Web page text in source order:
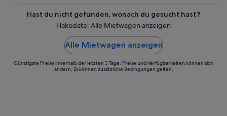
Hast du nicht gefunden, wonach du gesucht hast?
Hakodate: Alle Mietwagen anzeigen
Alle Mietwagen anzeigen
Günstigste Preise innerhalb der letzten 3 Tage. Preise und Verfügbarkeiten können sich
ändern. Es können zusätzliche Bedingungen gelten.